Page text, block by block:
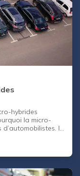
hybrides
la micro-
Il